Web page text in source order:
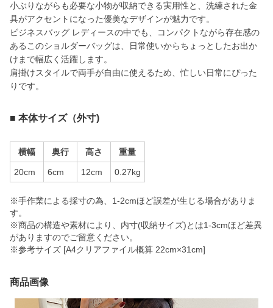
小ぶりながらも必要な小物が収納できる実用性と、洗練された金
具がアクセントになった優美なデザインが魅力です。
ビジネスバッグ レディースの中でも、コンパクトながら存在感の
あるこのショルダーバッグは、日常使いからちょっとしたお出か
けまで幅広く活躍します。
肩掛けスタイルで両手が自由に使えるため、忙しい日常にぴった
りです。
■ 本体サイズ（外寸)
横幅 奥行 高さ 重量
20cm 6cm 12cm 0.27kg
※手作業による採寸の為、1-2cmほど誤差が生じる場合がありま
す。
※商品の構造や素材により、内寸(収納サイズ)とは1-3cmほど差異
がありますのでご留意ください。
※参考サイズ [A4クリアファイル概算 22cm×31cm]
商品画像